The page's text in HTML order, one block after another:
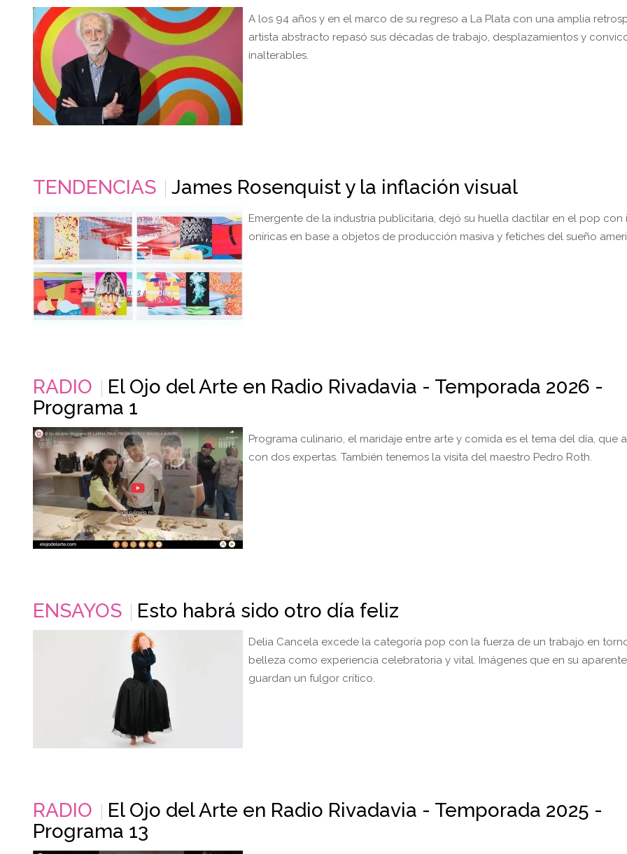
A los 94 años y en el marco de su regreso a La Plata con una amplia
artista abstracto repasó sus décadas de trabajo, desplazamientos y
inalterables.
TENDENCIAS James Rosenquist y la inflación visual
Emergente de la industria publicitaria, dejó su huella dactilar en el pop con
oníricas en base a objetos de producción masiva y fetiches del sueño
RADIO
El Ojo del Arte en Radio Rivadavia - Temporada 2026 -
Programa 1
Programa culinario, el maridaje entre arte y comida es el tema del día, que
con dos expertas. También tenemos la visita del maestro Pedro Roth.
ENSAYOS Esto habrá sido otro día feliz
Delia Cancela excede la categoría pop con la fuerza de un trabajo en
belleza como experiencia celebratoria y vital. Imágenes que en su
guardan un fulgor crítico.
RADIO
El Ojo del Arte en Radio Rivadavia - Temporada 2025 -
Programa 13